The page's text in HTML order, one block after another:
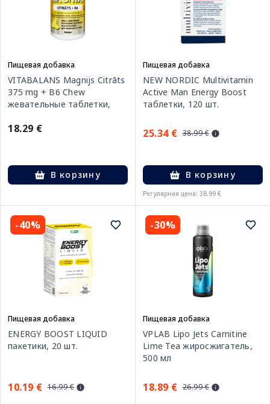
Пищевая добавка
VITABALANS Magnijs Citrāts
375 mg + B6 Chew
жевательные таблетки,
18.29 €
В корзину
Пищевая добавка
NEW NORDIC Multivitamin
Active Man Energy Boost
таблетки, 120 шт.
25.34 € 38.99 €
В корзину
Регулярная цена: 38.99 €
-40%
Пищевая добавка
ENERGY BOOST LIQUID
пакетики, 20 шт.
10.19 € 16.99 €
-30%
Пищевая добавка
VPLAB Lipo Jets Carnitine
Lime Tea жиросжигатель,
500 мл
18.89 € 26.99 €